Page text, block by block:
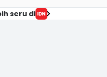
seru di